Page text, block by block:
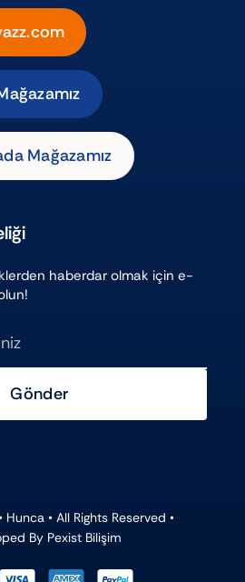
Mağazamız
haberdar olmak için e-
Gönder
Hunca • All Rights Reserved •
By Pexist Bilişim